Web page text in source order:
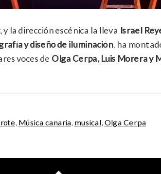
, y la dirección escénica la lleva Israel
y diseño de iluminación, ha
voces de Olga Cerpa, Luis Morera y
, Música canaria, musical, Olga Cerpa